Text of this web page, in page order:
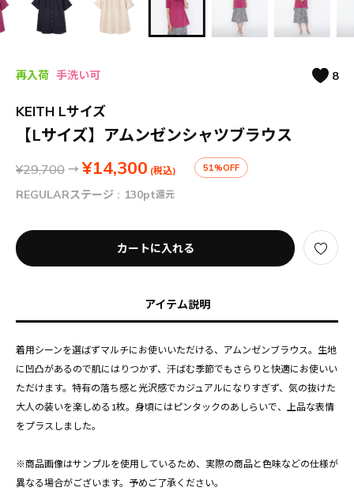
再入荷 手洗い可 8
KEITH Lサイズ
【Lサイズ】アムンゼンシャツブラウス
¥29,700 → ¥14,300 (税込) 51%OFF
REGULARステージ : 130pt還元
カートに入れる
アイテム説明
着用シーンを選ばずマルチにお使いいただける、アムンゼンブラウス。生地
に凹凸があるので肌にはりつかず、汗ばむ季節でもさらりと快適にお使いい
ただけます。特有の落ち感と光沢感でカジュアルになりすぎず、気の抜けた
大人の装いを楽しめる1枚。身頃にはピンタックのあしらいで、上品な表情
をプラスしました。
※商品画像はサンプルを使用しているため、実際の商品と色味などの仕様が
異なる場合がございます。予めご了承ください。